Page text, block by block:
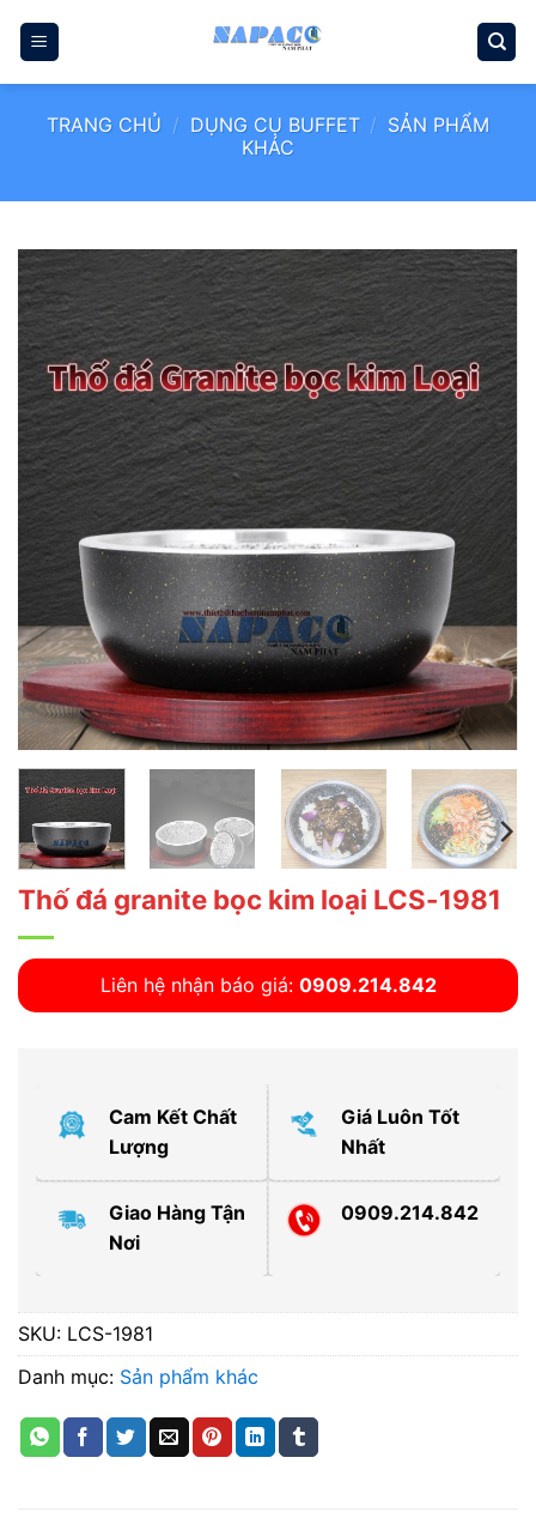
qua
TRANG CHỦ / DỤNG CỤ BUFFET / SẢN PHẨM
KHÁC
Thố đá granite bọc kim loại LCS-1981
Liên hệ nhận báo giá: 0909.214.842
Cam Kết Chất
Lượng
Giá Luôn Tốt
Nhất
Giao Hàng Tận
Nơi
0909.214.842
SKU: LCS-1981
Danh mục: Sản phẩm khác